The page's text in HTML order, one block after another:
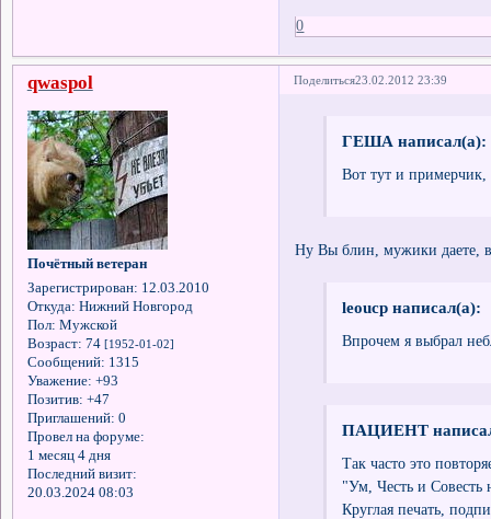
0
Поделиться23.02.2012 23:39
qwaspol
Почётный ветеран
Зарегистрирован: 12.03.2010
Откуда: Нижний Новгород
Пол: Мужской
Возраст: 74 [1952-01-02]
Сообщений: 1315
Уважение: +93
Позитив: +47
Приглашений: 0
Провел на форуме:
1 месяц 4 дня
Последний визит:
20.03.2024 08:03
ГЕША написал(а):
Вот тут и примерчик,
Ну Вы блин, мужики даете,
leoucp написал(а):
Впрочем я выбрал
ПАЦИЕНТ
Так часто это
"Ум, Честь и Совесть
Круглая печать,